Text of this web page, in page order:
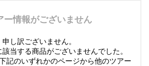
ー情報がございません
申し訳ございません。
当する商品がございませんでした。
記のいずれかのページから他のツアー